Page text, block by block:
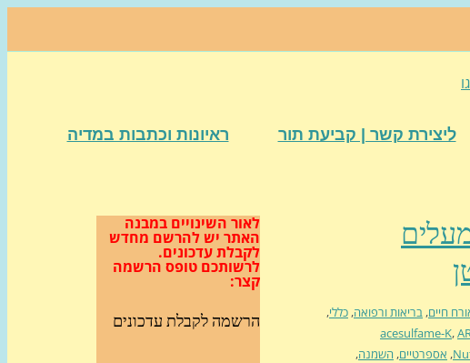
ליצירת קשר | קביעת תור
ראיונות וכתבות במדיה
חיים, בריאות ורפואה, כללי,
acesulfame-K,
, אספרטיים, השמנה,
לאור השינויים במבנה
האתר יש להרשם מחדש
לקבלת עדכונים.
לרשותכם טופס הרשמה
קצר:
הרשמה לקבלת עדכונים